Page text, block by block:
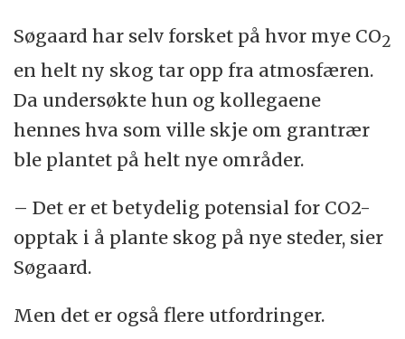
Søgaard har selv forsket på hvor mye CO2
en helt ny skog tar opp fra atmosfæren.
Da undersøkte hun og kollegaene
hennes hva som ville skje om grantrær
ble plantet på helt nye områder.
– Det er et betydelig potensial for CO2-
opptak i å plante skog på nye steder, sier
Søgaard.
Men det er også flere utfordringer.